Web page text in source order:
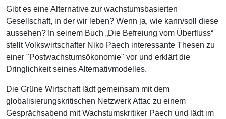
Gibt es eine Alternative zur wachstumsbasierten
Gesellschaft, in der wir leben? Wenn ja, wie kann/soll diese
aussehen? In seinem Buch „Die Befreiung vom Überfluss“
stellt Volkswirtschafter Niko Paech interessante Thesen zu
einer "Postwachstumsökonomie" vor und erklärt die
Dringlichkeit seines Alternativmodelles.
Die Grüne Wirtschaft lädt gemeinsam mit dem
globalisierungskritischen Netzwerk Attac zu einem
Gesprächsabend mit Wachstumskritiker Paech und lädt im